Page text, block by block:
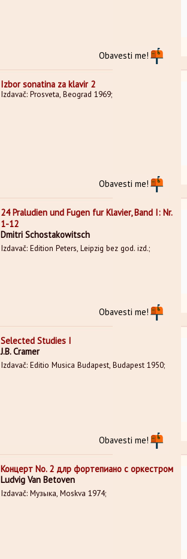
Obavesti me!
Izbor sonatina za klavir 2
Izdavač: Prosveta, Beograd 1969;
Obavesti me!
24 Praludien und Fugen fur Klavier, Band I: Nr.
1-12
Dmitri Schostakowitsch
Izdavač: Edition Peters, Leipzig bez god. izd.;
Obavesti me!
Selected Studies I
J.B. Cramer
Izdavač: Editio Musica Budapest, Budapest 1950;
Obavesti me!
Концерт No. 2 длр фортепиано с оркестром
Ludvig Van Betoven
Izdavač: Музыка, Moskva 1974;